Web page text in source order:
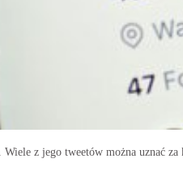
z jego tweetów można uznać za